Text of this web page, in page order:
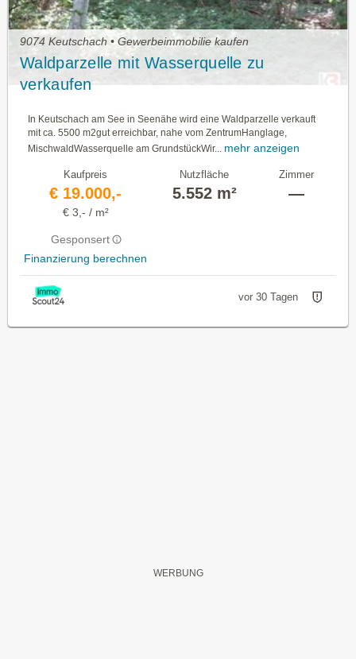
9074 Keutschach • Gewerbeimmobilie kaufen
Waldparzelle mit Wasserquelle zu
verkaufen
In Keutschach am See in Seenähe wird eine Waldparzelle verkauft
mit ca. 5500 m2gut erreichbar, nahe vom ZentrumHanglage,
MischwaldWasserquelle am GrundstückWir...
mehr anzeigen
Kaufpreis
€ 19.000,-
€ 3,- / m²
Gesponsert
Finanzierung berechnen
Nutzfläche
5.552 m²
Zimmer
—
vor 30 Tagen